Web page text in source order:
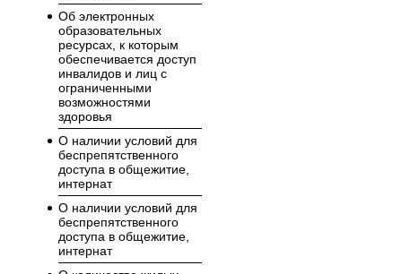
Об электронных
образовательных
ресурсах, к которым
обеспечивается доступ
инвалидов и лиц с
ограниченными
возможностями
здоровья
О наличии условий для
беспрепятственного
доступа в общежитие,
интернат
О наличии условий для
беспрепятственного
доступа в общежитие,
интернат